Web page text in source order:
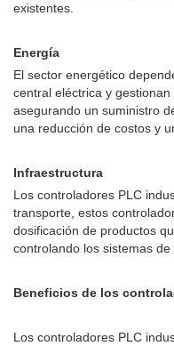
existentes.
Energía
El sector energético
central eléctrica y
asegurando un suministro
una reducción de costos y
Infraestructura
Los controladores PLC
transporte, estos
dosificación de productos
controlando los sistemas
Beneficios de los
Los controladores PLC